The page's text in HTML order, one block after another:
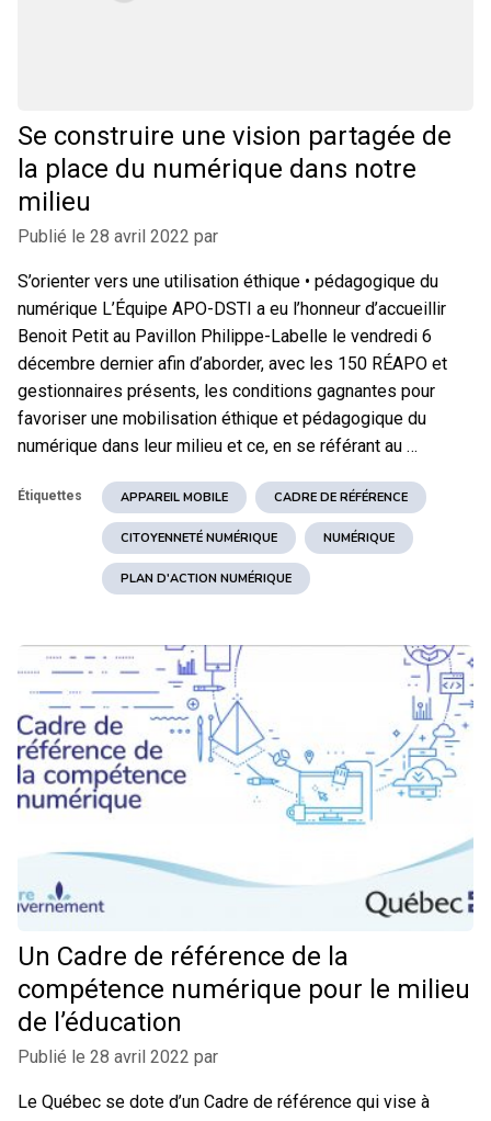
Se construire une vision partagée de
la place du numérique dans notre
milieu
Publié le 28 avril 2022 par
S’orienter vers une utilisation éthique • pédagogique du
numérique L’Équipe APO-DSTI a eu l’honneur d’accueillir
Benoit Petit au Pavillon Philippe-Labelle le vendredi 6
décembre dernier afin d’aborder, avec les 150 RÉAPO et
gestionnaires présents, les conditions gagnantes pour
favoriser une mobilisation éthique et pédagogique du
numérique dans leur milieu et ce, en se référant au …
Étiquettes APPAREIL MOBILE CADRE DE RÉFÉRENCE
CITOYENNETÉ NUMÉRIQUE NUMÉRIQUE
PLAN D'ACTION NUMÉRIQUE
Un Cadre de référence de la
compétence numérique pour le milieu
de l’éducation
Publié le 28 avril 2022 par
Le Québec se dote d’un Cadre de référence qui vise à